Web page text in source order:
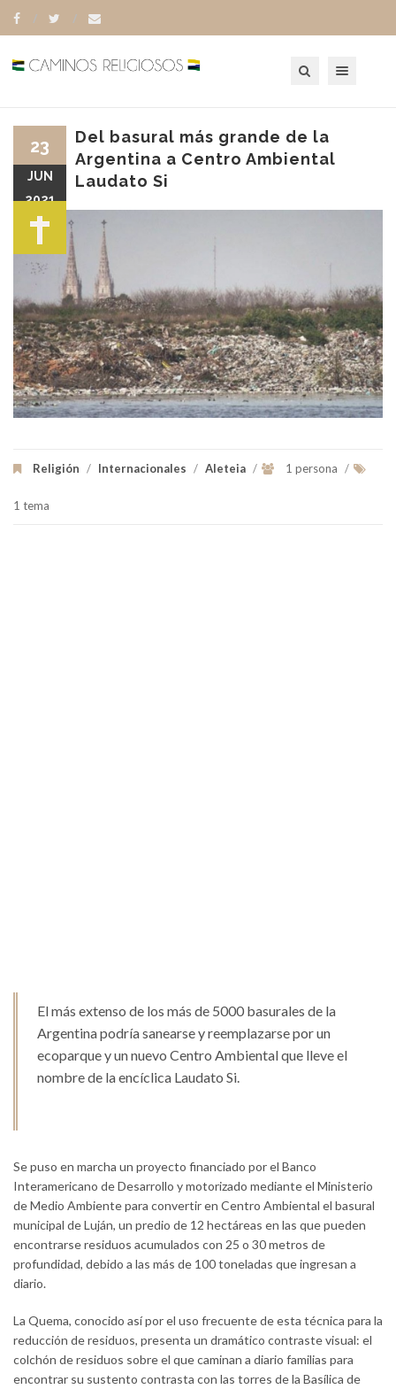
Del basural más grande de la
Argentina a Centro Ambiental
Laudato Si
Religión / Internacionales / Aleteia / 1 persona /
1 tema
23
JUN
2021
El más extenso de los más de 5000 basurales de la
Argentina podría sanearse y reemplazarse por un
ecoparque y un nuevo Centro Ambiental que lleve el
nombre de la encíclica Laudato Si.
Se puso en marcha un proyecto financiado por el Banco
Interamericano de Desarrollo y motorizado mediante el Ministerio
de Medio Ambiente para convertir en Centro Ambiental el basural
municipal de Luján, un predio de 12 hectáreas en las que pueden
encontrarse residuos acumulados con 25 o 30 metros de
profundidad, debido a las más de 100 toneladas que ingresan a
diario.
La Quema, conocido así por el uso frecuente de esta técnica para la
reducción de residuos, presenta un dramático contraste visual: el
colchón de residuos sobre el que caminan a diario familias para
encontrar su sustento contrasta con las torres de la Basílica de